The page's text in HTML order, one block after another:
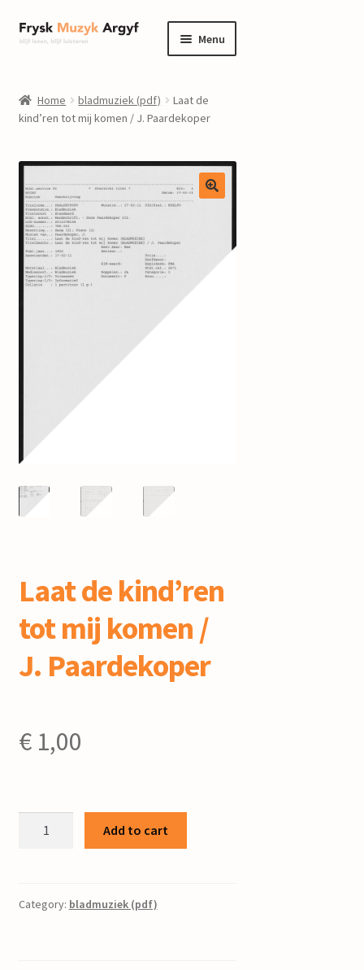
Ga
door
navigatie
Ga
naar
inhoud
Menu
informatie
Submenu
winkel
Submenu
uitvouwen
Componisten
nieuws
Home bladmuziek (pdf)
Laat de
kind’ren tot mij komen / J. Paardekoper
Laat de kind’ren
tot mij komen /
J. Paardekoper
€1,00
mij
Add to cart
Category: bladmuziek (pdf)